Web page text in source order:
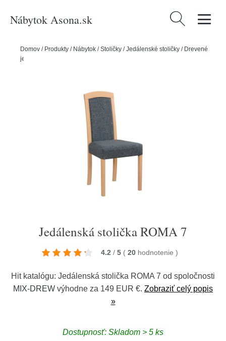
Nábytok Asona.sk Hľadať:
Domov / Produkty / Nábytok /Stoličky /Jedálenské stoličky / Drevené
jedálenské stoličky
Jedálenská stolička ROMA 7
4.2 / 5 ( 20 hodnotenie )
Hit katalógu: Jedálenská stolička ROMA 7 od spoločnosti
MIX-DREW výhodne za 149 EUR €. Zobraziť celý popis
»
Dostupnosť: Skladom > 5 ks